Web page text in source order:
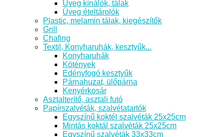
Üveg kínálók, tálak
Üveg ételtárolók
Plastic, melamin tálak, kiegészítők
Grill
Chafing
Textil, Konyharuhák, kesztyűk...
Konyharuhák
Kötények
Edényfogó kesztyűk
Párnahuzat, ülőpárna
Kenyérkosár
Asztalterítő, asztali futó
Papírszalvéták, szalvétatartók
Egyszínű koktél szalvéták 25x25cm
Mintás koktál szalvéták 25x25cm
Egyszínű szalvéták 33x33cm